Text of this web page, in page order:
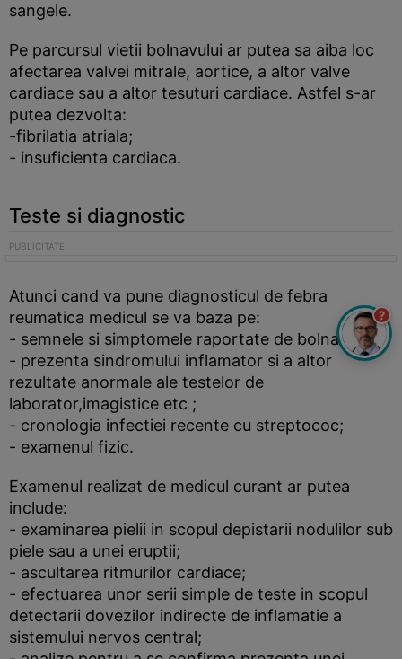
sangele.
Pe parcursul vietii bolnavului ar putea sa aiba loc
afectarea valvei mitrale, aortice, a altor valve
cardiace sau a altor tesuturi cardiace. Astfel s-ar
putea dezvolta:
-fibrilatia atriala;
- insuficienta cardiaca.
Teste si diagnostic
Atunci cand va pune diagnosticul de febra
reumatica medicul se va baza pe:
- semnele si simptomele raportate de bolnav;
- prezenta sindromului inflamator si a altor
rezultate anormale ale testelor de
laborator,imagistice etc ;
- cronologia infectiei recente cu streptococ;
- examenul fizic.
Examenul realizat de medicul curant ar putea
include:
- examinarea pielii in scopul depistarii nodulilor sub
piele sau a unei eruptii;
- ascultarea ritmurilor cardiace;
- efectuarea unor serii simple de teste in scopul
detectarii dovezilor indirecte de inflamatie a
sistemului nervos central;
?